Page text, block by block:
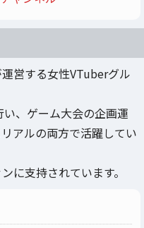
営する女性VTuberグル
、ゲーム大会の企画運
アルの両方で活躍してい
に支持されています。